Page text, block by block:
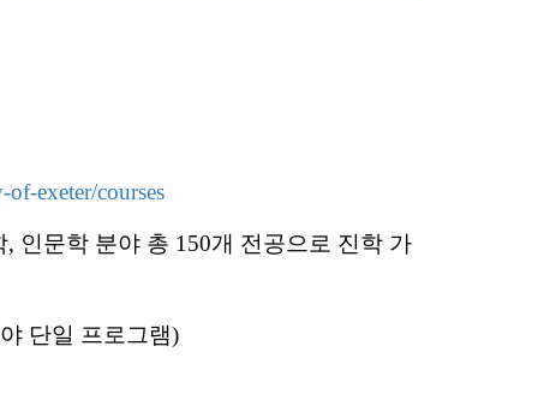
exeter/courses
인문학 분야 총 150개 전공으로 진학 가
단일 프로그램)